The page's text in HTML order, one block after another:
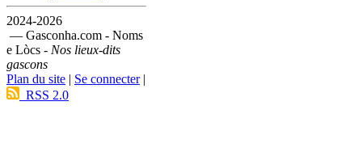
2024-2026
— Gasconha.com - Noms
e Lòcs - Nos lieux-dits
gascons
Plan du site | Se connecter|
RSS 2.0